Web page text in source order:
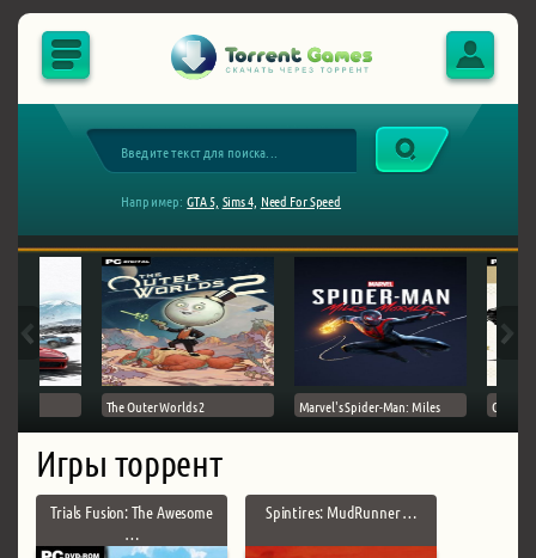
Например: GTA 5, Sims 4, Need For Speed
The Outer Worlds 2 Marvel's Spider-Man: Miles Ghost
Игры торрент
Trials Fusion: The Awesome
…
Spintires: MudRunner …